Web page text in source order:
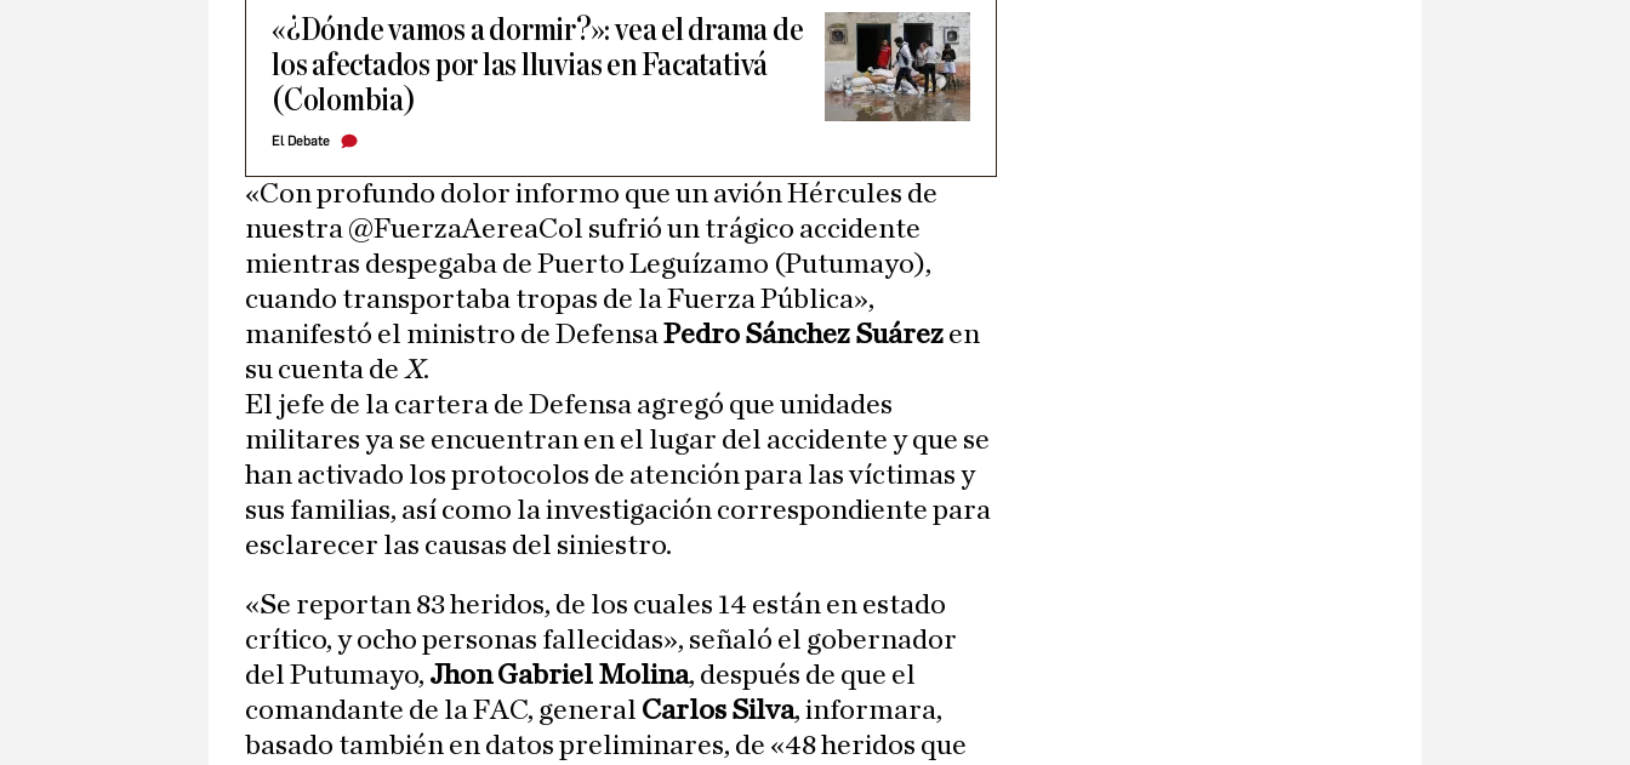
«¿Dónde vamos a dormir?»: vea el drama de
los afectados por las lluvias en Facatativá
(Colombia)
El Debate
«Con profundo dolor informo que un avión Hércules de
nuestra @FuerzaAereaCol sufrió un trágico accidente
mientras despegaba de Puerto Leguízamo (Putumayo),
cuando transportaba tropas de la Fuerza Pública»,
manifestó el ministro de DefensaPedro Sánchez Suárez en
su cuenta de X.
El jefe de la cartera de Defensa agregó que unidades
militares ya se encuentran en el lugar del accidente y que se
han activado los protocolos de atención para las víctimas y
sus familias, así como la investigación correspondiente para
esclarecer las causas del siniestro.
«Se reportan 83 heridos, de los cuales 14 están en estado
crítico, y ocho personas fallecidas», señaló el gobernador
del Putumayo, Jhon Gabriel Molina, después de que el
comandante de la FAC, general Carlos Silva, informara,
basado también en datos preliminares, de «48 heridos que